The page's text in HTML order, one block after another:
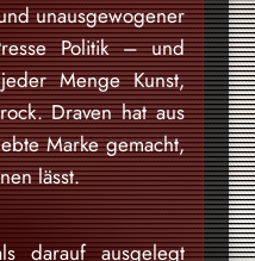
unausgewogener
Politik – und
Menge Kunst,
Draven hat aus
Marke gemacht,
lässt.
darauf ausgelegt